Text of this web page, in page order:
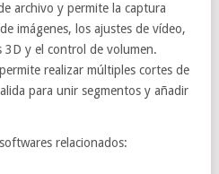
archivo y permite la captura
imágenes, los ajustes de vídeo,
3D y el control de volumen.
realizar múltiples cortes de
para unir segmentos y añadir
relacionados: